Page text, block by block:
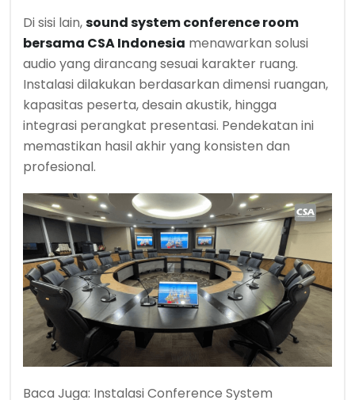
Di sisi lain,sound system conference room
bersama CSA Indonesia menawarkan solusi
audio yang dirancang sesuai karakter ruang.
Instalasi dilakukan berdasarkan dimensi ruangan,
kapasitas peserta, desain akustik, hingga
integrasi perangkat presentasi. Pendekatan ini
memastikan hasil akhir yang konsisten dan
profesional.
Baca Juga: Instalasi Conference System